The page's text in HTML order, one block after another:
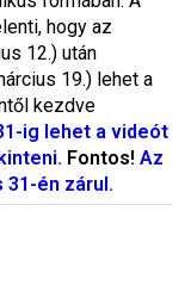
hogy az
12.) után
19.) lehet a
kezdve
ig lehet a videót
Fontos! Az
én zárul.